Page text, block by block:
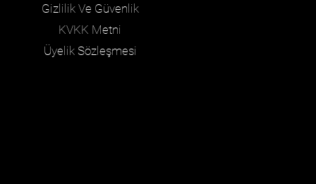
Gizlilik Ve Güvenlik
KVKK Metni
Üyelik Sözleşmesi